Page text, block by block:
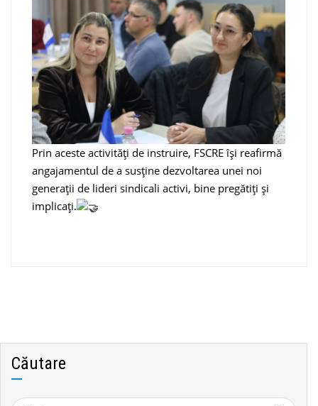
Prin aceste activități de instruire, FSCRE își reafirmă
angajamentul de a susține dezvoltarea unei noi
generații de lideri sindicali activi, bine pregătiți și
implicați.
Căutare